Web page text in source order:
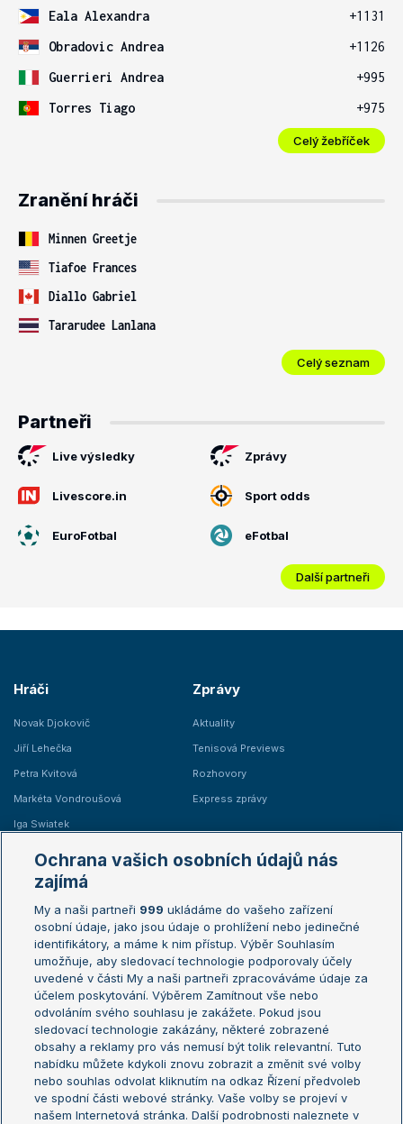
Eala Alexandra
+1131
Obradovic Andrea
+1126
Guerrieri Andrea
+995
Torres Tiago
+975
Celý žebříček
Zranění hráči
Minnen Greetje
Tiafoe Frances
Diallo Gabriel
Tararudee Lanlana
Celý seznam
Partneři
Live výsledky Zprávy
Livescore.in Sport odds
EuroFotbal eFotbal
Další partneři
Hráči
Novak Djokovič
Jiří Lehečka
Petra Kvitová
Markéta Vondroušová
Iga Swiatek
Zprávy
Aktuality
Tenisová Previews
Rozhovory
Express zprávy
Žebříčky
Žebříček ATP (muži)
Žebříček WTA (ženy)
Sázkařský žebříček
Australian Open
French Open
Wimbledon
US Open
Turnaj mistrů
Turnaj mistryň
Aktualní trendy
Fotbalové přestupy
Ochrana vašich osobních údajů nás
zajímá
My a naši partneři 999 ukládáme do vašeho zařízení
osobní údaje, jako jsou údaje o prohlížení nebo jedinečné
identifikátory, a máme k nim přístup. Výběr Souhlasím
umožňuje, aby sledovací technologie podporovaly účely
uvedené v části My a naši partneři zpracováváme údaje za
účelem poskytování. Výběrem Zamítnout vše nebo
odvoláním svého souhlasu je zakážete. Pokud jsou
sledovací technologie zakázány, některé zobrazené
obsahy a reklamy pro vás nemusí být tolik relevantní. Tuto
nabídku můžete kdykoli znovu zobrazit a změnit své volby
nebo souhlas odvolat kliknutím na odkaz Řízení předvoleb
ve spodní části webové stránky. Vaše volby se projeví v
našem Internetová stránka. Další podrobnosti naleznete v